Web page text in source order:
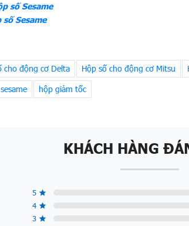
số Sesame
số Sesame
cho động cơ Delta Hộp số cho động cơ Mitsu
hộp giảm tốc
KHÁCH HÀNG
5
4
3